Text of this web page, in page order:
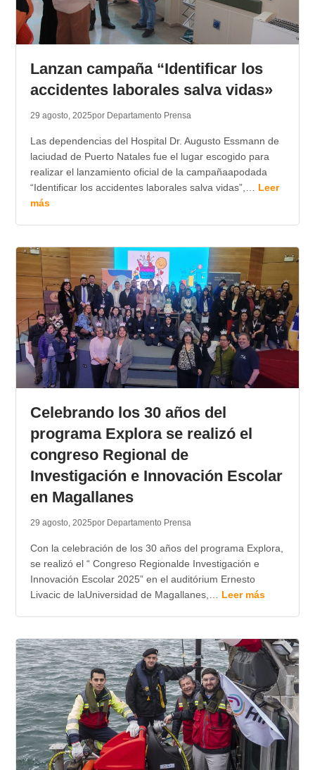
Lanzan campaña “Identificar los
accidentes laborales salva vidas»
29 agosto, 2025por Departamento Prensa
Las dependencias del Hospital Dr. Augusto Essmann de
laciudad de Puerto Natales fue el lugar escogido para
realizar el lanzamiento oficial de la campañaapodada
“Identificar los accidentes laborales salva vidas”,… Leer
más
Celebrando los 30 años del
programa Explora se realizó el
congreso Regional de
Investigación e Innovación Escolar
en Magallanes
29 agosto, 2025por Departamento Prensa
Con la celebración de los 30 años del programa Explora,
se realizó el “ Congreso Regionalde Investigación e
Innovación Escolar 2025” en el auditórium Ernesto
Livacic de laUniversidad de Magallanes,… Leer más